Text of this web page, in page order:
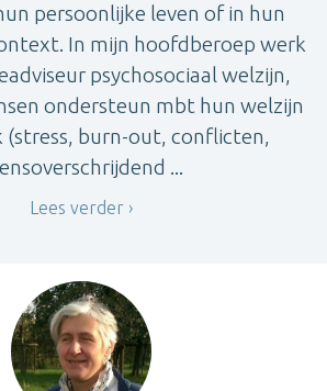
persoonlijke leven of in hun
In mijn hoofdberoep werk
psychosociaal welzijn,
ondersteun mbt hun welzijn
(stress, burn-out, conflicten,
...
Lees verder